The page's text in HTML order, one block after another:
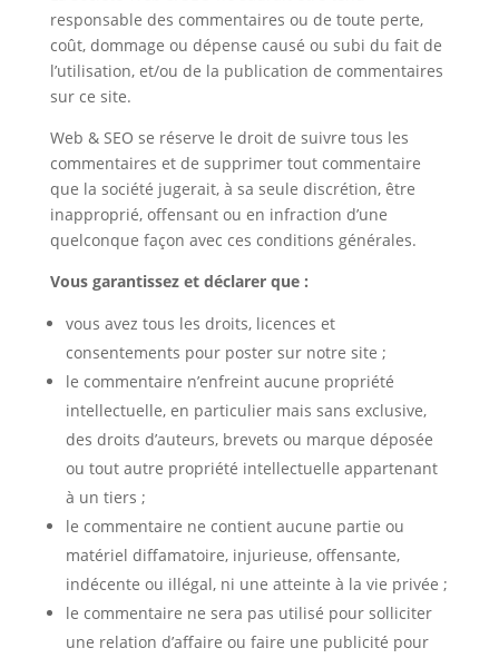
responsable des commentaires ou de toute perte,
coût, dommage ou dépense causé ou subi du fait de
l’utilisation, et/ou de la publication de commentaires
sur ce site.
Web & SEO se réserve le droit de suivre tous les
commentaires et de supprimer tout commentaire
que la société jugerait, à sa seule discrétion, être
inapproprié, offensant ou en infraction d’une
quelconque façon avec ces conditions générales.
Vous garantissez et déclarer que :
vous avez tous les droits, licences et
consentements pour poster sur notre site ;
le commentaire n’enfreint aucune propriété
intellectuelle, en particulier mais sans exclusive,
des droits d’auteurs, brevets ou marque déposée
ou tout autre propriété intellectuelle appartenant
à un tiers ;
le commentaire ne contient aucune partie ou
matériel diffamatoire, injurieuse, offensante,
indécente ou illégal, ni une atteinte à la vie privée ;
le commentaire ne sera pas utilisé pour solliciter
une relation d’affaire ou faire une publicité pour